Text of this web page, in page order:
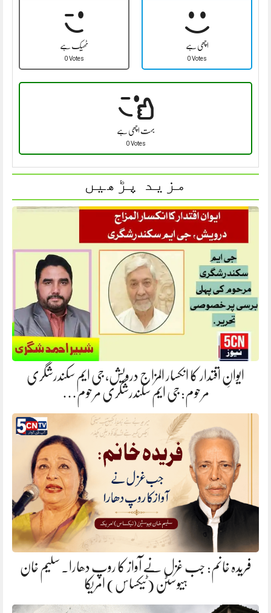
ٹھیک ہے
0 Votes
اچھی ہے
0 Votes
بہت اچھی ہے
0 Votes
مزید پڑھیں
ایوانِ اقتدار کا انکسار المزاج درویش، جی ایم سکندرشگری
مرحوم: جی ایم سکندرشگری مرحوم…
فریدہ خانم: جب غزل نے آواز کا روپ دھارا. سلیم خان
ہیوسٹن (ٹیکساس) امریکا